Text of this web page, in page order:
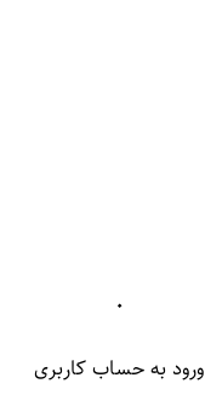
۰
ورود به حساب کاربری